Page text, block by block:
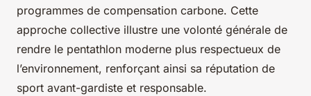
programmes de compensation carbone. Cette
approche collective illustre une volonté générale de
rendre le pentathlon moderne plus respectueux de
l’environnement, renforçant ainsi sa réputation de
sport avant-gardiste et responsable.